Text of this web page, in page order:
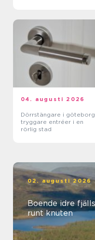
04. augusti 2026
Dörrstängare i göteborg
tryggare entréer i en
rörlig stad
02. augusti 2026
Boende idre fjällsemester med naturen
runt knuten